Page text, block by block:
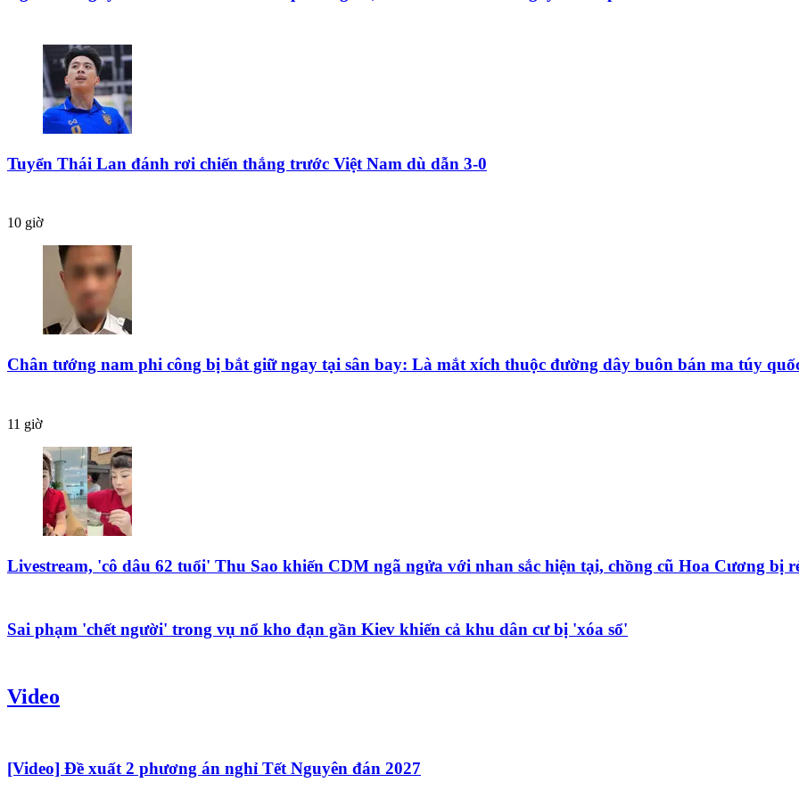
Tuyển Thái Lan đánh rơi chiến thắng trước Việt Nam dù dẫn 3-0
10 giờ
Chân tướng nam phi công bị bắt giữ ngay tại sân bay: Là mắt xích thuộc đường dây buôn bán ma túy
11 giờ
Livestream, 'cô dâu 62 tuổi' Thu Sao khiến CDM ngã ngửa với nhan sắc hiện tại, chồng cũ Hoa Cương bị
Sai phạm 'chết người' trong vụ nổ kho đạn gần Kiev khiến cả khu dân cư bị 'xóa sổ'
Video
[Video] Đề xuất 2 phương án nghỉ Tết Nguyên đán 2027